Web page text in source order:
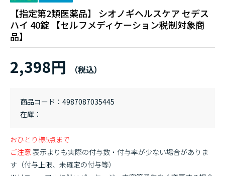
【指定第2類医薬品】 シオノギヘルスケア セデス
ハイ 40錠 【セルフメディケーション税制対象商
品】
2,398円
商品コード
4987087035445
在庫
おひとり様5点まで
ご注意 表示よりも実際の付与数・付与率が少ない場合がありま
す（付与上限、未確定の付与等）